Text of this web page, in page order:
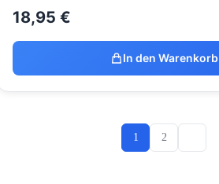
18,95 €
In den Warenkorb
1 2